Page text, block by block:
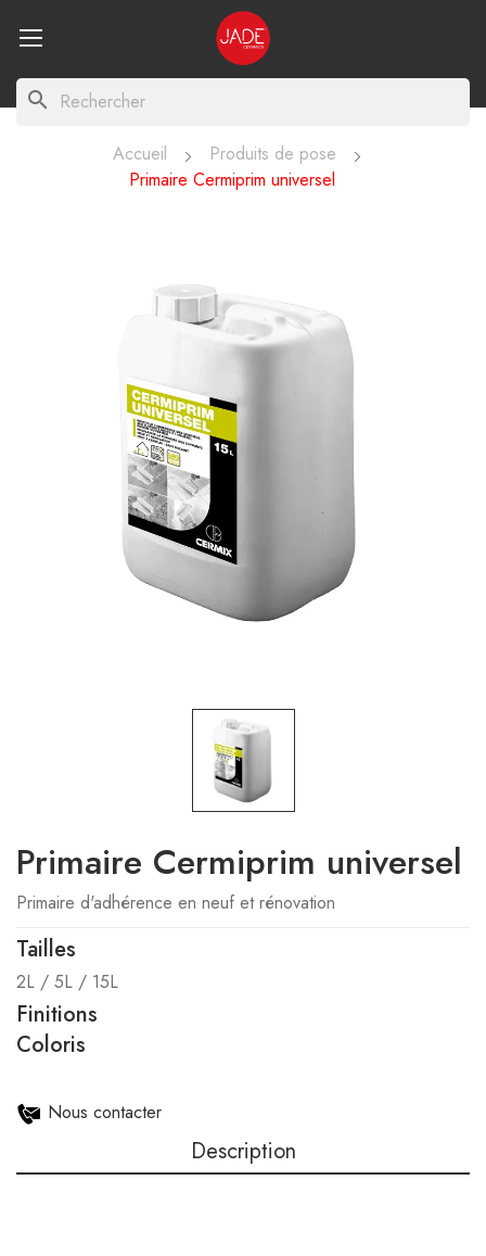
search
Accueil
Produits de pose
Primaire Cermiprim universel
Primaire Cermiprim universel
Primaire d'adhérence en neuf et rénovation
Tailles
2L / 5L / 15L
Finitions
Coloris
Nous contacter
Description